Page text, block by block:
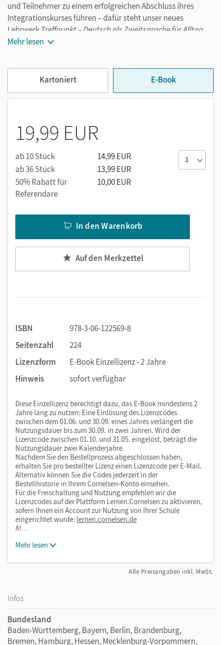
und Teilnehmer zu einem erfolgreichen Abschluss ihres
Integrationskurses führen – dafür steht unser neues
LehrwerkTreffpunkt – Deutsch als Zweitsprache für Alltag
und Beruf!
vermittelt. Diese Seiten folgen einem einheitlichen
und eigenständige Sprachproduktion.
und
Aufgaben mit
plurikulturellem Schwerpunkt an, in
denen die Lernenden für vielfältige Perspektiven auf
das Leben sowie kulturell unterschiedliche Normen
und Werte sensibilisiert werden. Viele Aufgaben sind
Abschluss-Seiten
jeder Einheit werden
Wortschatz, Strukturen und Kommunikation in einem
anderen, oft berufsbezogenen Kontext wiederholt.
Attraktiv gestaltete Magazin-Seiten
zweiten Einheit bieten neue Perspektiven auf die
Weitere Vorteile:
Die Audios und Videos zum E-Book lassen sich über
Klickstellen an der Buchseite aufrufen
Zielaufgaben mit Sitz im Leben
sorgen und die authentische Kommunikation im
Unterricht fördern
Humorvolle Video-Geschichten mit authentischen
Protagonistinnen und Protagonisten
Aufgaben mit Perspektivwechsel
Sprachvergleichende Aufgaben
Aufgaben zur Werte-Sensibilisierung,
Medienkompetenz und zur individuellen Auswahl
Interaktives Angebot zum individuellen Üben
Visualisierung von wichtigem Wortschatz und
Landeskundliche Texte und Projekte im Magazin
Mit dem Kauf erhalten Sie einen Code zur Freischaltung des
Praktische Bearbeitungswerkzeuge, wie z. B. Markieren,
Lehrwerkinhalte.
Mehr lesen
Kartoniert E-Book
19,99 EUR
ab 10 Stück
14,99 EUR
ab 36 Stück
13,99 EUR
50% Rabatt für
Referendare
10,00 EUR
In den Warenkorb
Auf den Merkzettel
ISBN
978-3-06-122569-8
Seitenzahl
224
Lizenzform
E-Book Einzellizenz - 2 Jahre
Hinweis
sofort verfügbar
Diese Einzellizenz berechtigt dazu, das E-Book mindestens 2
Jahre lang zu nutzen: Eine Einlösung des Lizenzcodes
zwischen dem 01.06. und 30.09. eines Jahres verlängert die
Nutzungsdauer bis zum 30.09. in zwei Jahren. Wird der
Lizenzcode zwischen 01.10. und 31.05. eingelöst, beträgt die
Nutzungsdauer zwei Kalenderjahre.
Nachdem Sie den Bestellprozess abgeschlossen haben,
erhalten Sie pro bestellter Lizenz einen Lizenzcode per E-Mail.
Alternativ können Sie die Codes jederzeit in der
Bestellhistorie in Ihrem Cornelsen-Konto einsehen.
Für die Freischaltung und Nutzung empfehlen wir die
Lizenzcodes auf der Plattform Lernen.Cornelsen zu aktivieren,
sofern Ihnen ein Account zur Nutzung von Ihrer Schule
eingerichtet wurde: lernen.cornelsen.de
Al…
Mehr lesen
Alle Preisangaben inkl. MwSt.
Infos
Bundesland
Baden-Württemberg, Bayern, Berlin, Brandenburg,
Bremen, Hamburg, Hessen, Mecklenburg-Vorpommern,